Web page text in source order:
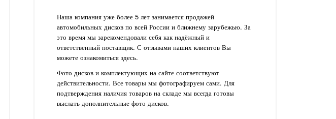
Наша компания уже более 5 лет занимается продажей
автомобильных дисков по всей России и ближнему зарубежью. За
это время мы зарекомендовали себя как надёжный и
ответственный поставщик. С отзывами наших клиентов Вы
можете ознакомиться здесь.
Фото дисков и комплектующих на сайте соответствуют
действительности. Все товары мы фотографируем сами. Для
подтверждения наличия товаров на складе мы всегда готовы
выслать дополнительные фото дисков.